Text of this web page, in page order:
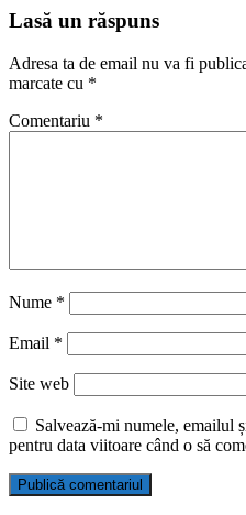
Lasă un răspuns
Adresa ta de email nu va fi
marcate cu *
Comentariu *
Nume *
Email *
Site web
Salvează-mi numele, emailul
pentru data viitoare când o să